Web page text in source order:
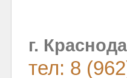
г.
тел: 8